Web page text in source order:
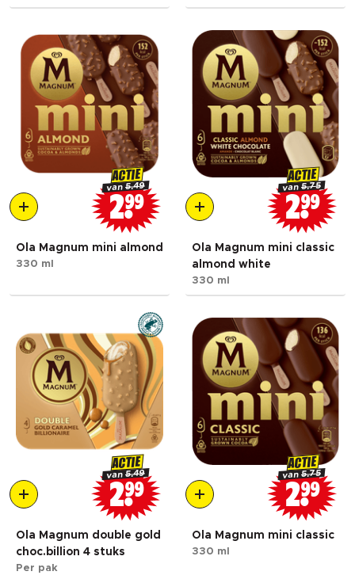
ACTIE
van5.49
299
Ola Magnum mini almond
330 ml
ACTIE
van5.75
299
Ola Magnum mini classic
almond white
330 ml
ACTIE
van5.49
299
Ola Magnum double gold
choc.billion 4 stuks
Per pak
ACTIE
van5.75
299
Ola Magnum mini classic
330 ml